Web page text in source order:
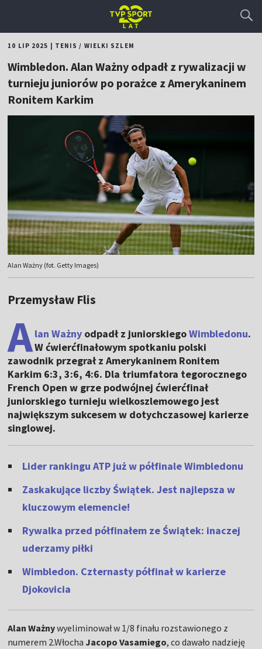
10 LIP 2025 TENIS / WIELKI SZLEM
Wimbledon. Alan Ważny odpadł z rywalizacji w
turnieju juniorów po porażce z Amerykaninem
Ronitem Karkim
Alan Ważny (fot. Getty Images)
Przemysław Flis
Alan Ważny odpadł z juniorskiegoWimbledonu.
W ćwierćfinałowym spotkaniu polski
zawodnik przegrał z Amerykaninem Ronitem
Karkim 6:3, 3:6, 4:6. Dla triumfatora tegorocznego
French Open w grze podwójnej ćwierćfinał
juniorskiego turnieju wielkoszlemowego jest
największym sukcesem w dotychczasowej karierze
singlowej.
Lider rankingu ATP już w półfinale Wimbledonu
Zaskakujące liczby Świątek. Jest najlepsza w
kluczowym elemencie!
Rywalka przed półfinałem ze Świątek: inaczej
uderzamy piłki
Wimbledon. Czternasty półfinał w karierze
Djokovicia
Alan Ważnywyeliminował w 1/8 finału rozstawionego z
numerem 2.Włocha Jacopo Vasamiego, co dawało nadzieję